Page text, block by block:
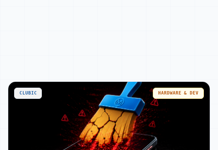
CLUBIC HARDWARE & DEV